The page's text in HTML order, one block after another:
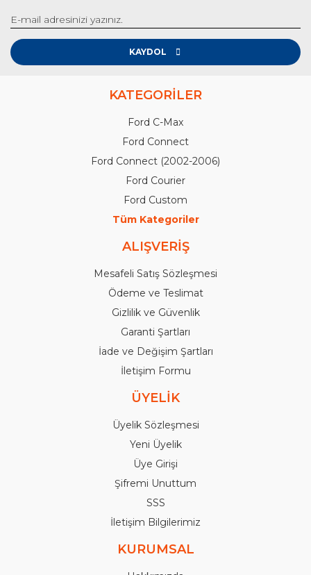
KAYDOL
KATEGORİLER
Ford C-Max
Ford Connect
Ford Connect (2002-2006)
Ford Courier
Ford Custom
Tüm Kategoriler
ALIŞVERİŞ
Mesafeli Satış Sözleşmesi
Ödeme ve Teslimat
Gizlilik ve Güvenlik
Garanti Şartları
İade ve Değişim Şartları
İletişim Formu
ÜYELİK
Üyelik Sözleşmesi
Yeni Üyelik
Üye Girişi
Şifremi Unuttum
SSS
İletişim Bilgilerimiz
KURUMSAL